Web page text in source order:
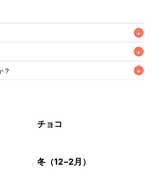
+
が溶けてしまうため、冷蔵庫で保管
+
？ +
ーブンに予熱機能がある場合はそち
チョコ
冬（12–2月）